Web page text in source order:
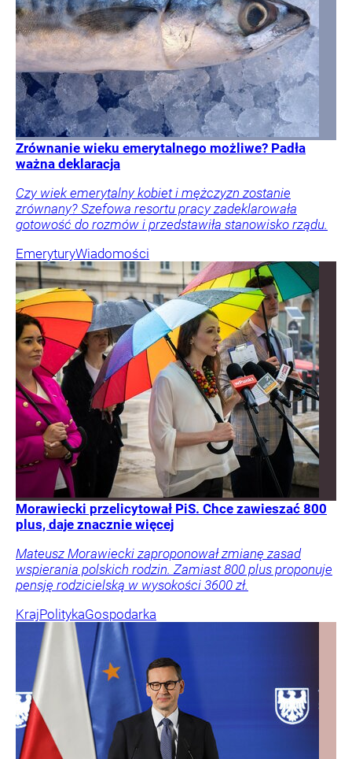
Zrównanie wieku emerytalnego możliwe? Padła
ważna deklaracja
Czy wiek emerytalny kobiet i mężczyzn zostanie
zrównany? Szefowa resortu pracy zadeklarowała
gotowość do rozmów i przedstawiła stanowisko rządu.
EmeryturyWiadomości
Morawiecki przelicytował PiS. Chce zawieszać 800
plus, daje znacznie więcej
Mateusz Morawiecki zaproponował zmianę zasad
wspierania polskich rodzin. Zamiast 800 plus proponuje
pensję rodzicielską w wysokości 3600 zł.
KrajPolitykaGospodarka